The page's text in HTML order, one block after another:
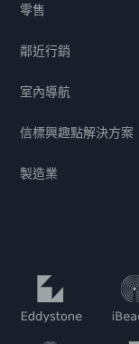
零售
鄰近行銷
室內導航
信標興趣點解決方案
製造業